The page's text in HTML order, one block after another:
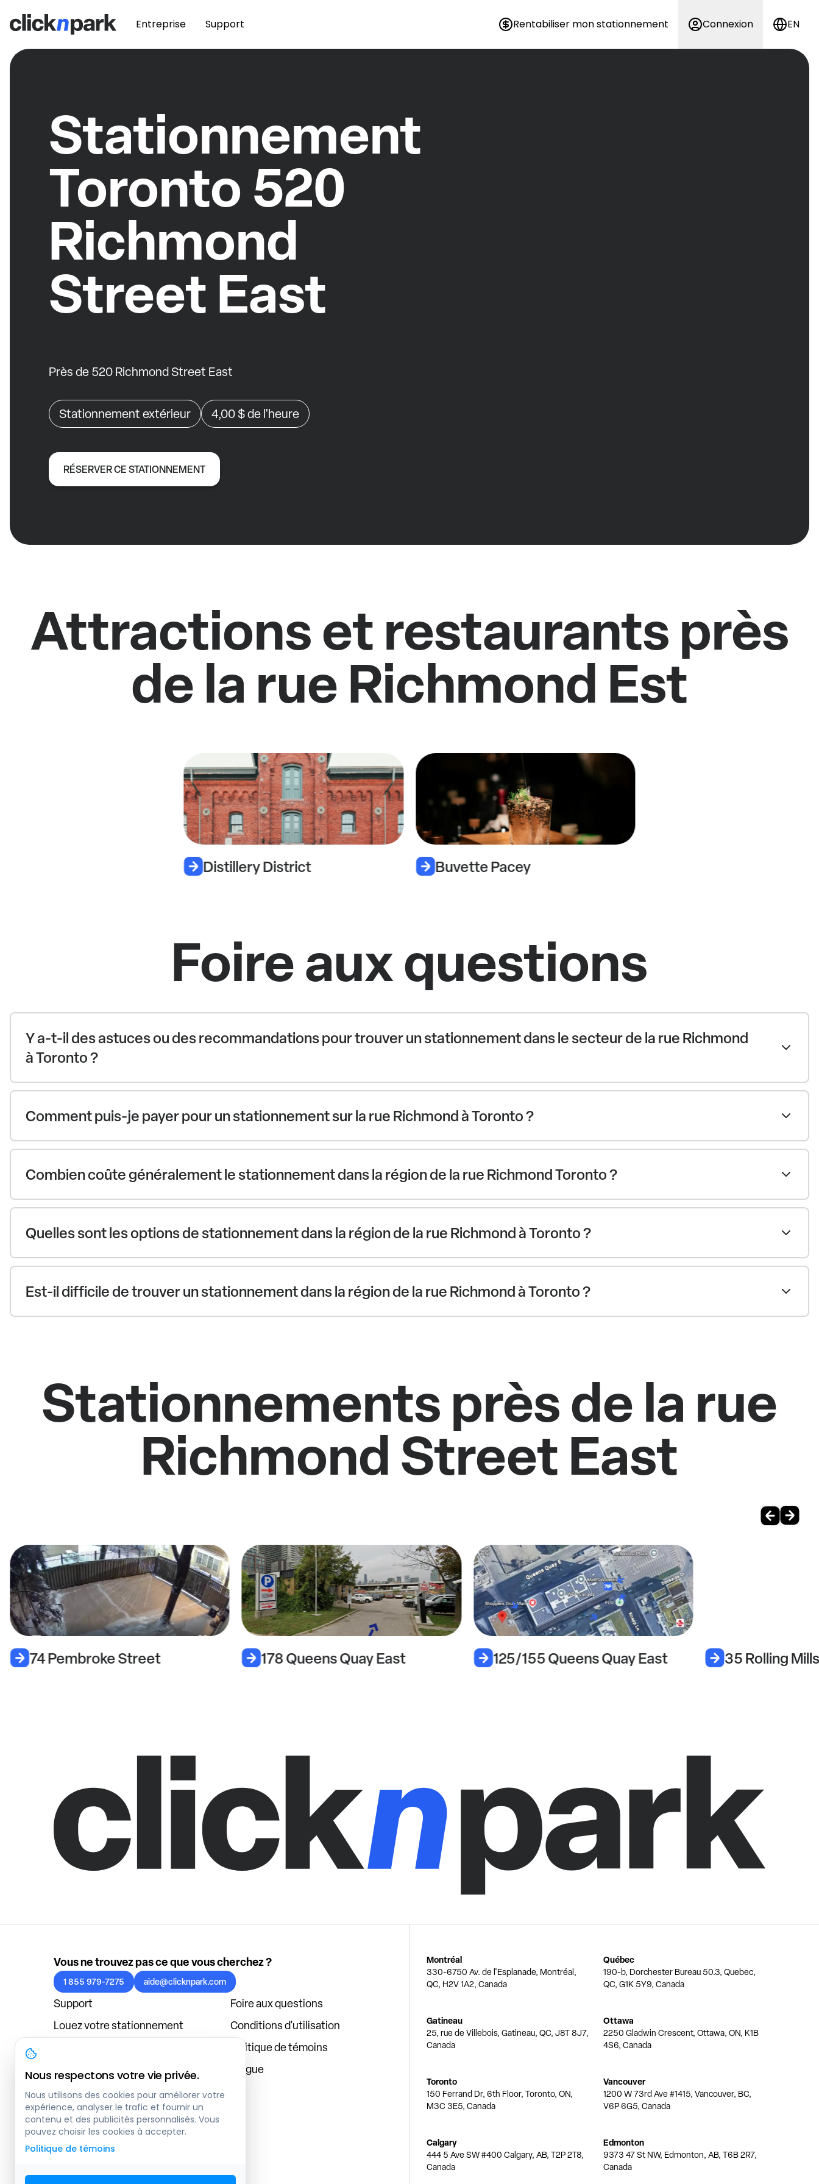
Entreprise Support Rentabiliser mon stationnement Connexion EN
Stationnement
Toronto 520
Richmond
Street East
Près de 520 Richmond Street East
Stationnement extérieur 4,00 $de l'heure
RÉSERVER CE STATIONNEMENT
Attractions et restaurants près
de la rue Richmond Est
Distillery District Buvette Pacey
Foire aux questions
Y a-t-il des astuces ou des recommandations pour trouver un stationnement dans le secteur de la rue Richmond
à Toronto ?
Comment puis-je payer pour un stationnement sur la rue Richmond à Toronto ?
Combien coûte généralement le stationnement dans la région de la rue Richmond Toronto ?
Quelles sont les options de stationnement dans la région de la rue Richmond à Toronto ?
Est-il difficile de trouver un stationnement dans la région de la rue Richmond à Toronto ?
Stationnements près de la rue
Richmond Street East
74 Pembroke Street 178 Queens Quay East 125/155 Queens Quay East 35 Rolling
Vous ne trouvez pas ce que vous cherchez ?
1 855 979-7275 aide@clicknpark.com
Support
Foire aux questions
Louez votre stationnement
Conditions d'utilisation
Politique de témoins
À propos
Blogue
Connexion au tableau de bord
Montréal
330-6750 Av. de l'Esplanade, Montréal,
QC, H2V 1A2, Canada
Québec
190-b, Dorchester Bureau 50.3, Quebec,
QC, G1K 5Y9, Canada
Gatineau
25, rue de Villebois, Gatineau, QC, J8T 8J7,
Canada
Ottawa
2250 Gladwin Crescent, Ottawa, ON, K1B
4S6, Canada
Toronto
150 Ferrand Dr, 6th Floor, Toronto, ON,
M3C 3E5, Canada
Vancouver
1200 W 73rd Ave #1415, Vancouver, BC,
V6P 6G5, Canada
Calgary
444 5 Ave SW #400 Calgary, AB, T2P 2T8,
Canada
Edmonton
9373 47 St NW, Edmonton, AB, T6B 2R7,
Canada
Nous respectons votre vie privée.
Nous utilisons des cookies pour améliorer votre
expérience, analyser le trafic et fournir un
contenu et des publicités personnalisés. Vous
pouvez choisir les cookies à accepter.
Politique de témoins